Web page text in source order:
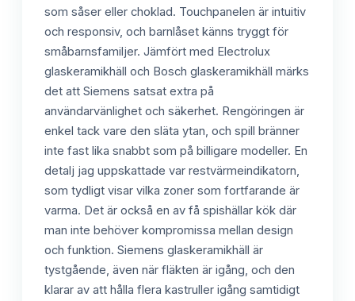
som såser eller choklad. Touchpanelen är intuitiv
och responsiv, och barnlåset känns tryggt för
småbarnsfamiljer. Jämfört med Electrolux
glaskeramikhäll och Bosch glaskeramikhäll märks
det att Siemens satsat extra på
användarvänlighet och säkerhet. Rengöringen är
enkel tack vare den släta ytan, och spill bränner
inte fast lika snabbt som på billigare modeller. En
detalj jag uppskattade var restvärmeindikatorn,
som tydligt visar vilka zoner som fortfarande är
varma. Det är också en av få spishällar kök där
man inte behöver kompromissa mellan design
och funktion. Siemens glaskeramikhäll är
tystgående, även när fläkten är igång, och den
klarar av att hålla flera kastruller igång samtidigt